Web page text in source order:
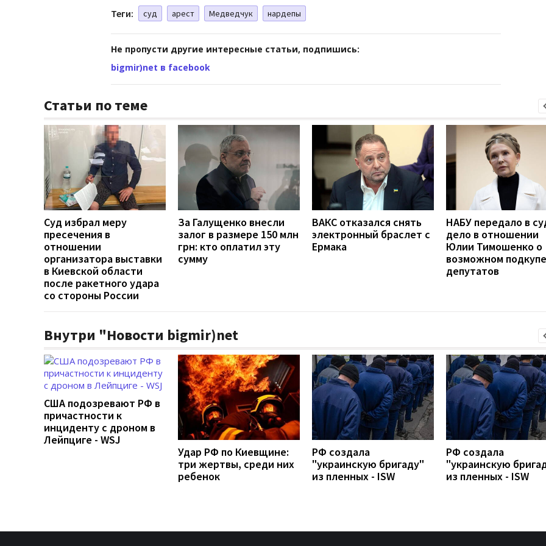
Теги: суд арест Медведчук нардепы
Не пропусти другие интересные статьи, подпишись:
bigmir)net в facebook
Статьи по теме
Суд избрал меру
пресечения в
отношении
организатора выставки
в Киевской области
после ракетного удара
со стороны России
За Галущенко внесли
залог в размере 150 млн
грн: кто оплатил эту
сумму
ВАКС отказался снять
электронный браслет с
Ермака
НАБУ передало в
дело в отношении
Юлии Тимошенко о
возможном подкупе
депутатов
Внутри "Новости bigmir)net
США подозревают РФ в
причастности к
инциденту с дроном в
Лейпциге - WSJ
Удар РФ по Киевщине:
три жертвы, среди них
ребенок
РФ создала
"украинскую бригаду"
из пленных - ISW
РФ создала
"украинскую
из пленных - ISW